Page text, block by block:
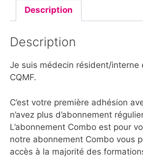
Description
Description
Je suis médecin résident/interne
CQMF.
C’est votre première adhésion
n’avez plus d’abonnement
L’abonnement Combo est pour
notre abonnement Combo vous
accès à la majorité des